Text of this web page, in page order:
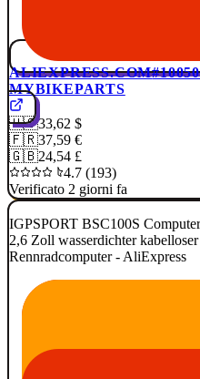
ALIEXPRESS.COM
MYBIKEPARTS
🇺🇸33,62 $
🇫🇷37,59 €
🇬🇧24,54 £
4.7 (193)
Verificato 2 giorni fa
IGPSPORT BSC100S
2,6 Zoll wasserdichter
Rennradcomputer - AliExpress